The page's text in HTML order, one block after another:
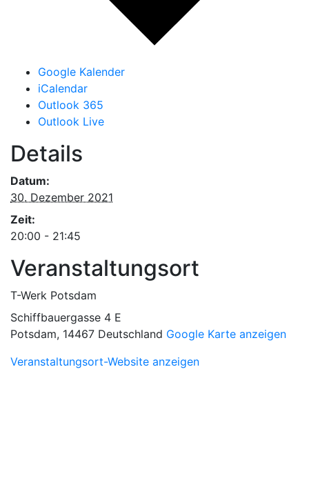
Google Kalender
iCalendar
Outlook 365
Outlook Live
Details
Datum:
30. Dezember 2021
Zeit:
20:00 - 21:45
Veranstaltungsort
T-Werk Potsdam
Schiffbauergasse 4 E
Potsdam, 14467 Deutschland Google Karte anzeigen
Veranstaltungsort-Website anzeigen